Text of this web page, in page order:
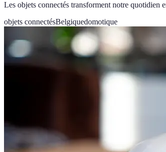
Les objets connectés transforment notre quotidien
objets connectésBelgiquedomotique